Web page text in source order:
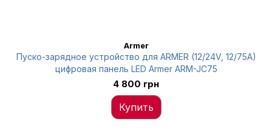
Armer
Пуско-зарядное устройство для ARMER (12/24V, 12/75A)
цифровая панель LED Armer ARM-JC75
4 800 грн
Купить